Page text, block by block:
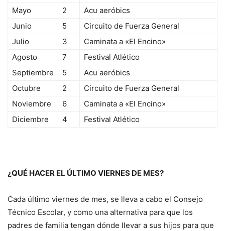
Mayo
2
Acu aeróbics
Junio
5
Circuito de Fuerza General
Julio
3
Caminata a «El Encino»
Agosto
7
Festival Atlético
Septiembre
5
Acu aeróbics
Octubre
2
Circuito de Fuerza General
Noviembre
6
Caminata a «El Encino»
Diciembre
4 Festival Atlético
¿QUÉ HACER EL ÚLTIMO VIERNES DE MES?
Cada último viernes de mes, se lleva a cabo el Consejo
Técnico Escolar, y como una alternativa para que los
padres de familia tengan dónde llevar a sus hijos para que